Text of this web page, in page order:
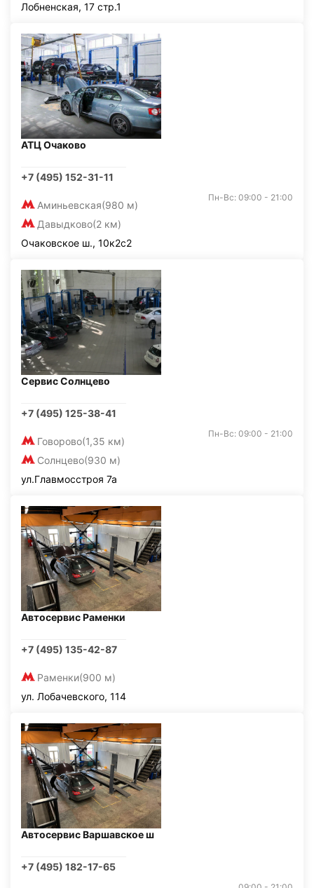
Лобненская, 17 стр.1
АТЦ Очаково
+7 (495) 152-31-11
Аминьевская(980 м)
Давыдково(2 км)
Пн-Вс: 09:00 - 21:00
Очаковское ш., 10к2с2
Сервис Солнцево
+7 (495) 125-38-41
Говорово(1,35 км)
Солнцево(930 м)
Пн-Вс: 09:00 - 21:00
ул.Главмосстроя 7а
Автосервис Раменки
+7 (495) 135-42-87
Раменки(900 м)
ул. Лобачевского, 114
Автосервис Варшавское ш
+7 (495) 182-17-65